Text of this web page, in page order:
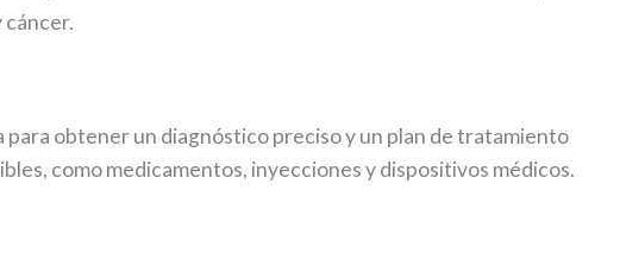
cáncer.
obtener un diagnóstico preciso y un plan de tratamiento
como medicamentos, inyecciones y dispositivos médicos.